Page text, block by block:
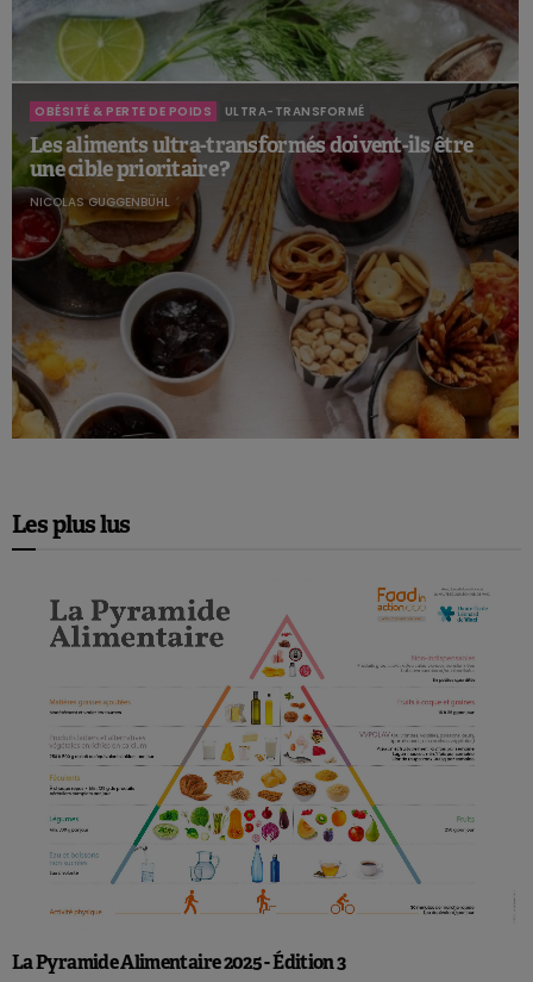
OBÉSITÉ & PERTE DE POIDS ULTRA-TRANSFORMÉ
Les aliments ultra-transformés doivent-ils être
une cible prioritaire ?
NICOLAS GUGGENBÜHL
Les plus lus
La Pyramide Alimentaire 2025 - Édition 3